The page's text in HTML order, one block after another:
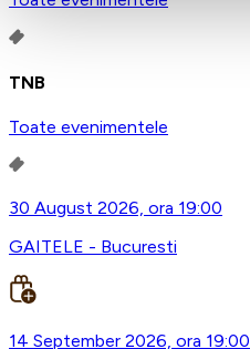
TNB
Toate evenimentele
30 August 2026, ora 19:00
GAITELE - Bucuresti
14 September 2026, ora 19:00